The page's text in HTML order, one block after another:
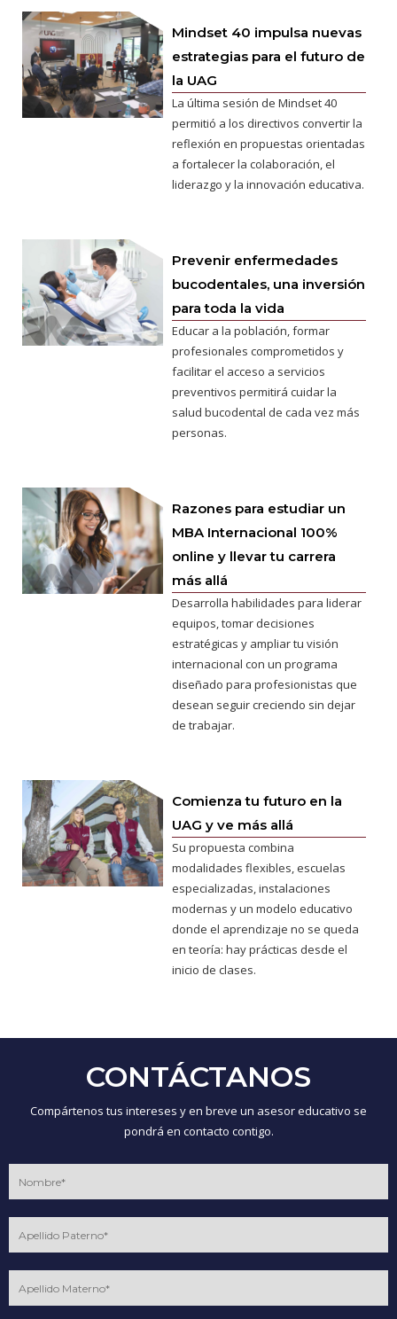
Mindset 40 impulsa nuevas
estrategias para el futuro de
la UAG
La última sesión de Mindset 40
permitió a los directivos convertir la
reflexión en propuestas orientadas
a fortalecer la colaboración, el
liderazgo y la innovación educativa.
Prevenir enfermedades
bucodentales, una inversión
para toda la vida
Educar a la población, formar
profesionales comprometidos y
facilitar el acceso a servicios
preventivos permitirá cuidar la
salud bucodental de cada vez más
personas.
Razones para estudiar un
MBA Internacional 100%
online y llevar tu carrera
más allá
Desarrolla habilidades para liderar
equipos, tomar decisiones
estratégicas y ampliar tu visión
internacional con un programa
diseñado para profesionistas que
desean seguir creciendo sin dejar
de trabajar.
Comienza tu futuro en la
UAG y ve más allá
Su propuesta combina
modalidades flexibles, escuelas
especializadas, instalaciones
modernas y un modelo educativo
donde el aprendizaje no se queda
en teoría: hay prácticas desde el
inicio de clases.
CONTÁCTANOS
Compártenos tus intereses y en breve un asesor educativo se
pondrá en contacto contigo.